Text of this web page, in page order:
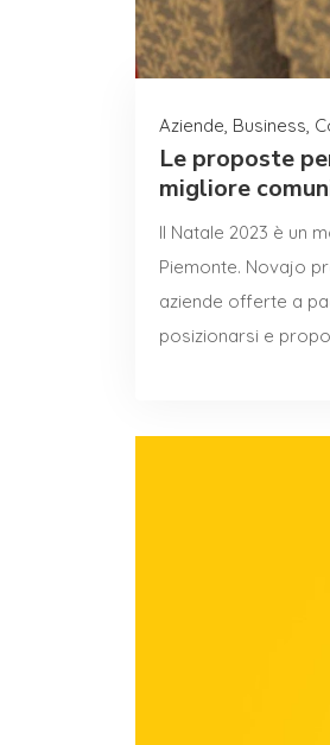
Aziende, Business,
Le proposte
migliore
Il Natale 2023 è un
Piemonte. Novajo
aziende offerte a
posizionarsi e